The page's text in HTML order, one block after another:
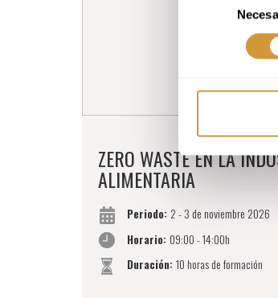
consentimiento
ZERO WASTE EN LA
ALIMENTARIA
Periodo: 2 - 3 de noviembre 2026
Horario: 09:00 - 14:00h
Duración: 10 horas de formación